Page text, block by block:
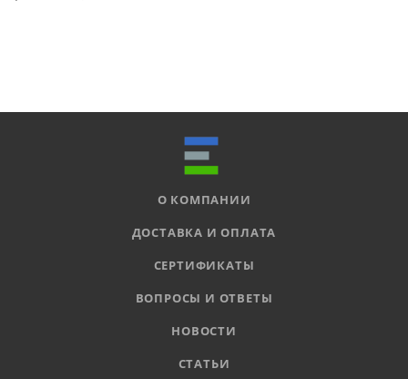
О КОМПАНИИ
ДОСТАВКА И ОПЛАТА
СЕРТИФИКАТЫ
ВОПРОСЫ И ОТВЕТЫ
НОВОСТИ
СТАТЬИ